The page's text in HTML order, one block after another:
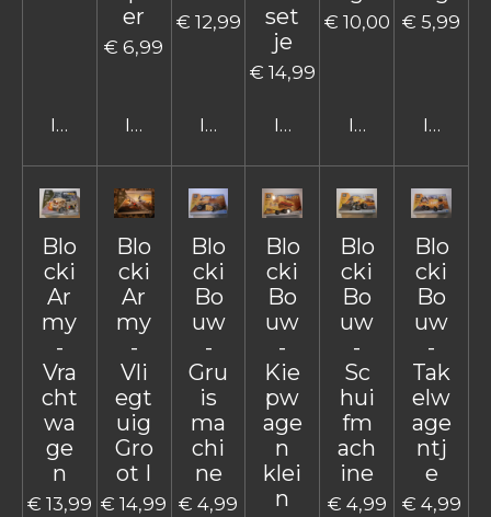
In winkelwagen
er
€ 6,99
In winkelwagen
€ 12,99
In winkelwagen
set
je
€ 14,99
In winkelwagen
€ 10,00
In
€ 5,99
In
Blo
cki
Ar
my
-
Vra
cht
wa
ge
n
€ 13,99
Blo
cki
Ar
my
-
Vli
egt
uig
Gro
ot I
€ 14,99
Blo
cki
Bo
uw
-
Gru
is
ma
chi
ne
€ 4,99
Blo
cki
Bo
uw
-
Kie
pw
age
n
klei
n
Blo
cki
Bo
uw
-
Sc
hui
fm
ach
ine
€ 4,99
Blo
cki
Bo
uw
-
Tak
elw
age
ntj
e
€ 4,99